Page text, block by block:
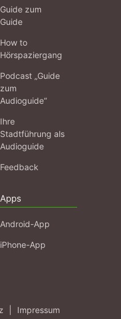
Guide zum
Guide
How to
Hörspaziergang
Podcast „Guide
zum
Audioguide“
Ihre
Stadtführung als
Audioguide
Feedback
Apps
Android-App
iPhone-App
Impressum